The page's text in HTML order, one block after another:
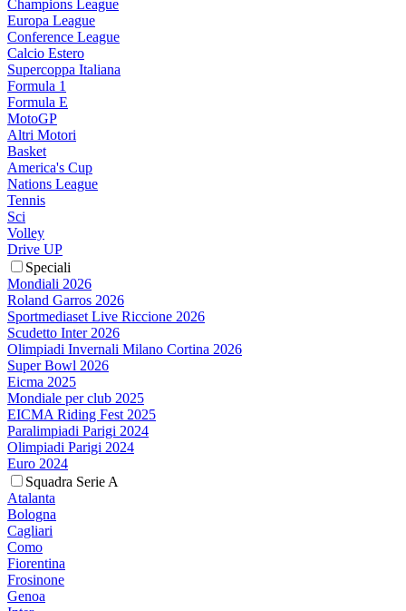
Champions League
Europa League
Conference League
Calcio Estero
Supercoppa Italiana
Formula 1
Formula E
MotoGP
Altri Motori
Basket
America's Cup
Nations League
Tennis
Sci
Volley
Drive UP
Speciali
Mondiali 2026
Roland Garros 2026
Sportmediaset Live Riccione 2026
Scudetto Inter 2026
Olimpiadi Invernali Milano Cortina 2026
Super Bowl 2026
Eicma 2025
Mondiale per club 2025
EICMA Riding Fest 2025
Paralimpiadi Parigi 2024
Olimpiadi Parigi 2024
Euro 2024
Squadra Serie A
Atalanta
Bologna
Cagliari
Como
Fiorentina
Frosinone
Genoa